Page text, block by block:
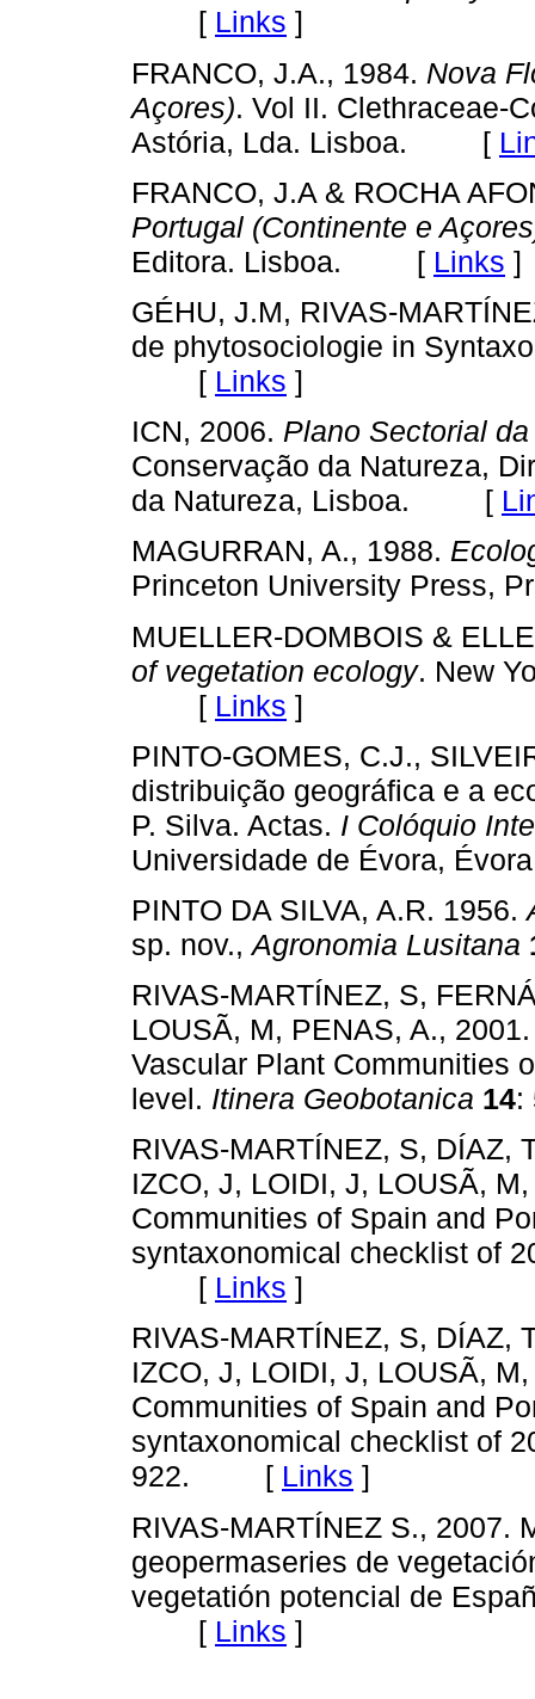
[ Links ]
FRANCO, J.A., 1984. Nova
Açores). Vol II. Clethraceae-
Astória, Lda. Lisboa. [
FRANCO, J.A & ROCHA
Portugal (Continente e
Editora. Lisboa. [ Links ]
GÉHU, J.M, RIVAS-
de phytosociologie in
[ Links ]
ICN, 2006. Plano Sectorial
Conservação da Natureza,
da Natureza, Lisboa. [
MAGURRAN, A., 1988.
Princeton University
MUELLER-DOMBOIS &
of vegetation ecology. New
[ Links ]
PINTO-GOMES, C.J.,
distribuição geográfica e a
P. Silva. Actas. I Colóquio
Universidade de Évora,
PINTO DA SILVA, A.R. 1956.
sp. nov.,Agronomia Lusitana
RIVAS-MARTÍNEZ, S,
LOUSÃ, M, PENAS, A.,
Vascular Plant Communities
level. Itinera Geobotanica 14
RIVAS-MARTÍNEZ, S, DÍAZ,
IZCO, J, LOIDI, J, LOUSÃ,
Communities of Spain and
syntaxonomical checklist of
[ Links ]
RIVAS-MARTÍNEZ, S, DÍAZ,
IZCO, J, LOIDI, J, LOUSÃ,
Communities of Spain and
syntaxonomical checklist of
922. [ Links ]
RIVAS-MARTÍNEZ S., 2007.
geopermaseries de
vegetatión potencial de
[ Links ]